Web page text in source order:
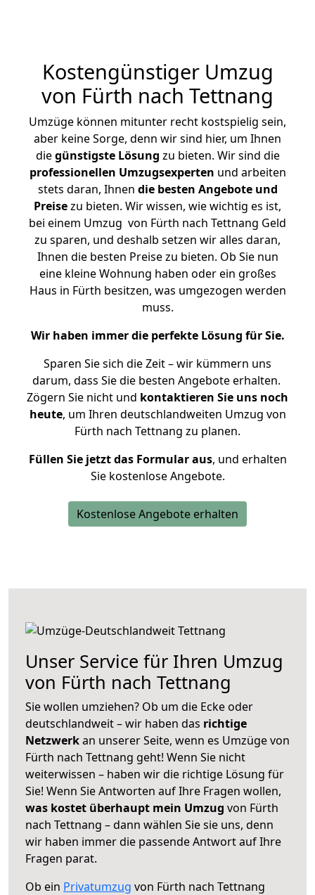
Kostengünstiger Umzug
von Fürth nach Tettnang
Umzüge können mitunter recht kostspielig sein,
aber keine Sorge, denn wir sind hier, um Ihnen
diegünstigste Lösung zu bieten. Wir sind die
professionellen Umzugsexperten und arbeiten
stets daran, Ihnen die besten Angebote und
Preisezu bieten. Wir wissen, wie wichtig es ist,
bei einem Umzug von Fürth nach Tettnang Geld
zu sparen, und deshalb setzen wir alles daran,
Ihnen die besten Preise zu bieten. Ob Sie nun
eine kleine Wohnung haben oder ein großes
Haus in Fürth besitzen, was umgezogen werden
muss.
Wir haben immer die perfekte Lösung für Sie.
Sparen Sie sich die Zeit – wir kümmern uns
darum, dass Sie die besten Angebote erhalten.
Zögern Sie nicht und kontaktieren Sie uns noch
heute, um Ihren deutschlandweiten Umzug von
Fürth nach Tettnang zu planen.
Füllen Sie jetzt das Formular aus, und erhalten
Sie kostenlose Angebote.
Kostenlose Angebote erhalten
Unser Service für Ihren Umzug
von Fürth nach Tettnang
Sie wollen umziehen? Ob um die Ecke oder
deutschlandweit – wir haben das richtige
Netzwerkan unserer Seite, wenn es Umzüge von
Fürth nach Tettnang geht! Wenn Sie nicht
weiterwissen – haben wir die richtige Lösung für
Sie! Wenn Sie Antworten auf Ihre Fragen wollen,
was kostet überhaupt mein Umzug von Fürth
nach Tettnang – dann wählen Sie sie uns, denn
wir haben immer die passende Antwort auf Ihre
Fragen parat.
Ob ein Privatumzug von Fürth nach Tettnang